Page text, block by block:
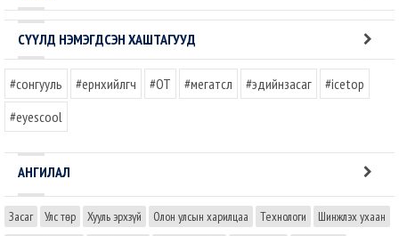
СҮҮЛД НЭМЭГДСЭН ХАШТАГУУД
#сонгууль #ерөнхийлөгч #OT #мегатөсөл #эдийнзасаг
#icetop
#eyescool
АНГИЛАЛ
Засаг Улс төр Хууль эрхзүй Олон улсын харилцаа Технологи
Шинжлэх ухаан